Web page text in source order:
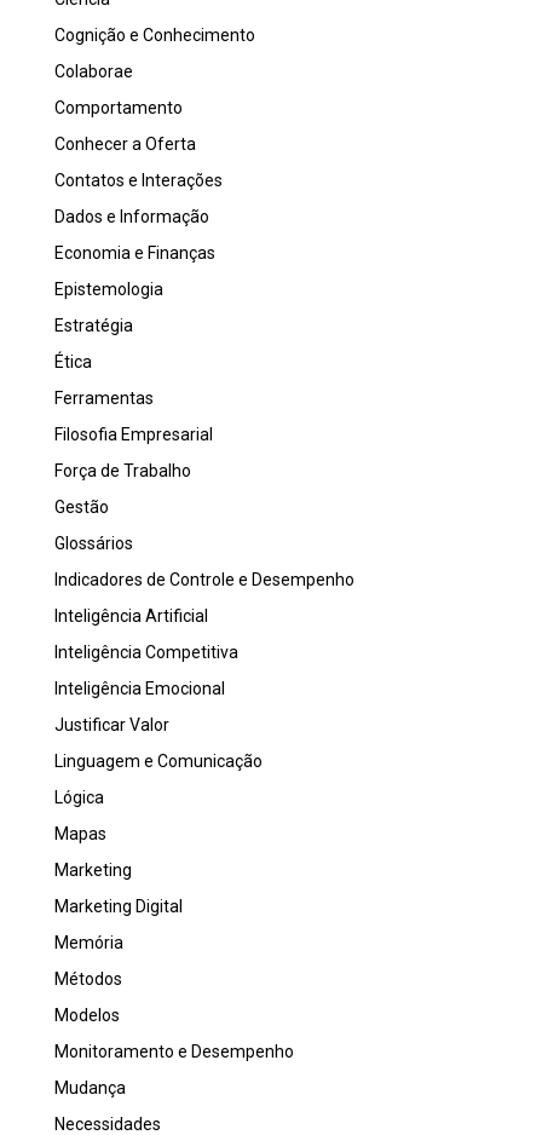
Cognição e Conhecimento
Colaborae
Comportamento
Conhecer a Oferta
Contatos e Interações
Dados e Informação
Economia e Finanças
Epistemologia
Estratégia
Ética
Ferramentas
Filosofia Empresarial
Força de Trabalho
Gestão
Glossários
Indicadores de Controle e Desempenho
Inteligência Artificial
Inteligência Competitiva
Inteligência Emocional
Justificar Valor
Linguagem e Comunicação
Lógica
Mapas
Marketing
Marketing Digital
Memória
Métodos
Modelos
Monitoramento e Desempenho
Mudança
Necessidades